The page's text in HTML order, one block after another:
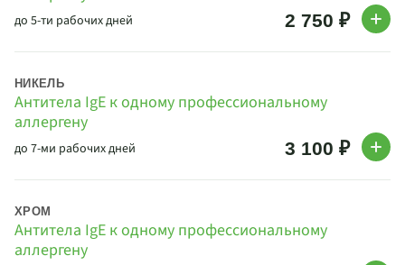
до 5-ти рабочих дней 2 750 ₽
Антитела IgE к одному профессиональному
аллергену
НИКЕЛЬ
до 7-ми рабочих дней 3 100 ₽
Антитела IgE к одному профессиональному
аллергену
ХРОМ